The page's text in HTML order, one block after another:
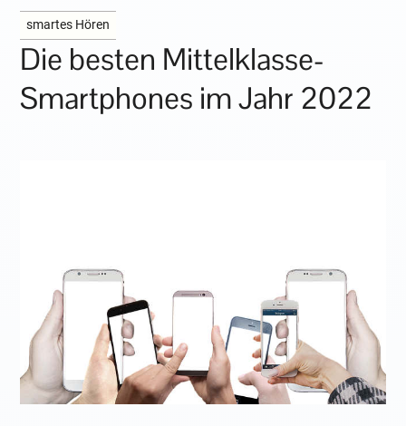
smartes Hören
Die besten Mittelklasse-
Smartphones im Jahr 2022